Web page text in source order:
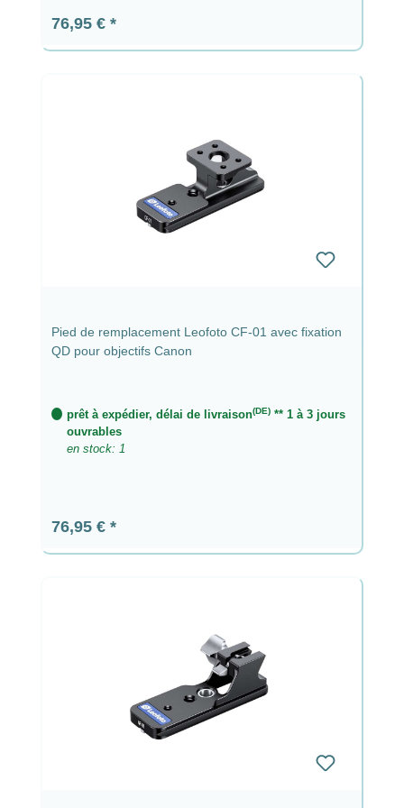
Prix régulier :
76,95 €
Pied de remplacement Leofoto CF-01 avec fixation
QD pour objectifs Canon
prêt à expédier, délai de livraison(DE)** 1 à 3 jours
ouvrables
en stock: 1
Prix régulier :
76,95 €